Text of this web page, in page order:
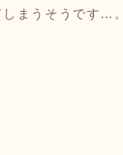
まうそうです…。